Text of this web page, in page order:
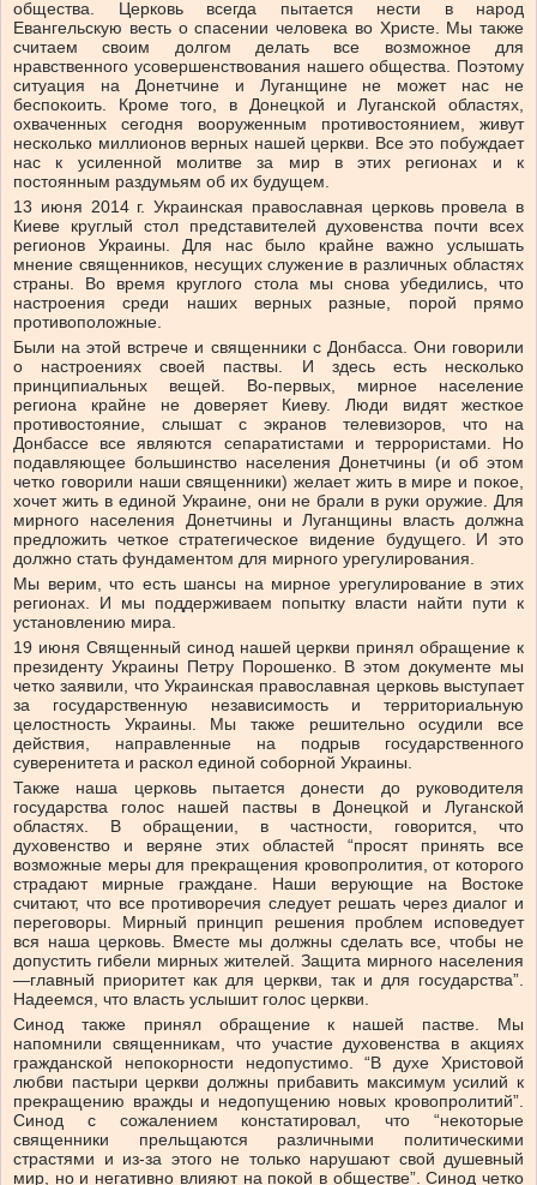
общества. Церковь всегда пытается нести в народ
Евангельскую весть о спасении человека во Христе. Мы также
считаем своим долгом делать все возможное для
нравственного усовершенствования нашего общества. Поэтому
ситуация на Донетчине и Луганщине не может нас не
беспокоить. Кроме того, в Донецкой и Луганской областях,
охваченных сегодня вооруженным противостоянием, живут
несколько миллионов верных нашей церкви. Все это побуждает
нас к усиленной молитве за мир в этих регионах и к
постоянным раздумьям об их будущем.
13 июня 2014 г. Украинская православная церковь провела в
Киеве круглый стол представителей духовенства почти всех
регионов Украины. Для нас было крайне важно услышать
мнение священников, несущих служение в различных областях
страны. Во время круглого стола мы снова убедились, что
настроения среди наших верных разные, порой прямо
противоположные.
Были на этой встрече и священники с Донбасса. Они говорили
о настроениях своей паствы. И здесь есть несколько
принципиальных вещей. Во-первых, мирное население
региона крайне не доверяет Киеву. Люди видят жесткое
противостояние, слышат с экранов телевизоров, что на
Донбассе все являются сепаратистами и террористами. Но
подавляющее большинство населения Донетчины (и об этом
четко говорили наши священники) желает жить в мире и покое,
хочет жить в единой Украине, они не брали в руки оружие. Для
мирного населения Донетчины и Луганщины власть должна
предложить четкое стратегическое видение будущего. И это
должно стать фундаментом для мирного урегулирования.
Мы верим, что есть шансы на мирное урегулирование в этих
регионах. И мы поддерживаем попытку власти найти пути к
установлению мира.
19 июня Священный синод нашей церкви принял обращение к
президенту Украины Петру Порошенко. В этом документе мы
четко заявили, что Украинская православная церковь выступает
за государственную независимость и территориальную
целостность Украины. Мы также решительно осудили все
действия, направленные на подрыв государственного
суверенитета и раскол единой соборной Украины.
Также наша церковь пытается донести до руководителя
государства голос нашей паствы в Донецкой и Луганской
областях. В обращении, в частности, говорится, что
духовенство и веряне этих областей “просят принять все
возможные меры для прекращения кровопролития, от которого
страдают мирные граждане. Наши верующие на Востоке
считают, что все противоречия следует решать через диалог и
переговоры. Мирный принцип решения проблем исповедует
вся наша церковь. Вместе мы должны сделать все, чтобы не
допустить гибели мирных жителей. Защита мирного населения
—главный приоритет как для церкви, так и для государства”.
Надеемся, что власть услышит голос церкви.
Синод также принял обращение к нашей пастве. Мы
напомнили священникам, что участие духовенства в акциях
гражданской непокорности недопустимо. “В духе Христовой
любви пастыри церкви должны прибавить максимум усилий к
прекращению вражды и недопущению новых кровопролитий”.
Синод с сожалением констатировал, что “некоторые
священники прельщаются различными политическими
страстями и из-за этого не только нарушают свой душевный
мир, но и негативно влияют на покой в обществе”. Синод четко